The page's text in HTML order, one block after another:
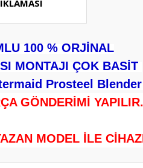
100 % ORJİNAL
MONTAJI ÇOK BASİT
Prosteel
GÖNDERİMİ YAPILIR.
MODEL İLE